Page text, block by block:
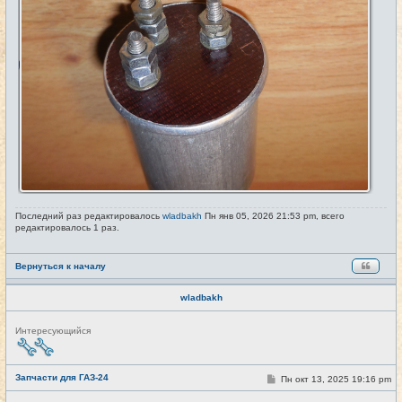
Последний раз редактировалось wladbakh Пн янв 05, 2026 21:53 pm, всего
редактировалось 1 раз.
Вернуться к началу
wladbakh
Н
е
в
т
и
Интересующийся
Запчасти для ГАЗ-24 #48
С
о
Пн окт 13, 2025 19:16 pm